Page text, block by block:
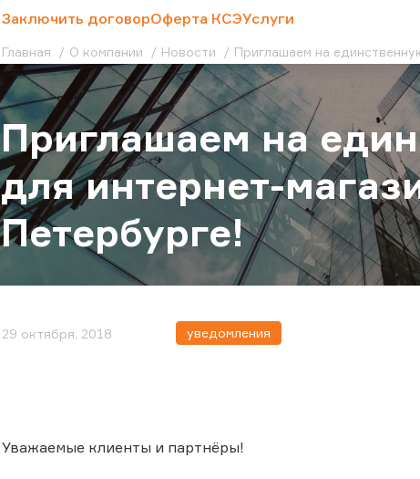
Заключить договорОферта КСЭУслуги
Главная О компании Новости Приглашаем на
Приглашаем на
для интернет-
Петербурге!
29 октября, 2018 уведомления
Уважаемые клиенты и партнёры!